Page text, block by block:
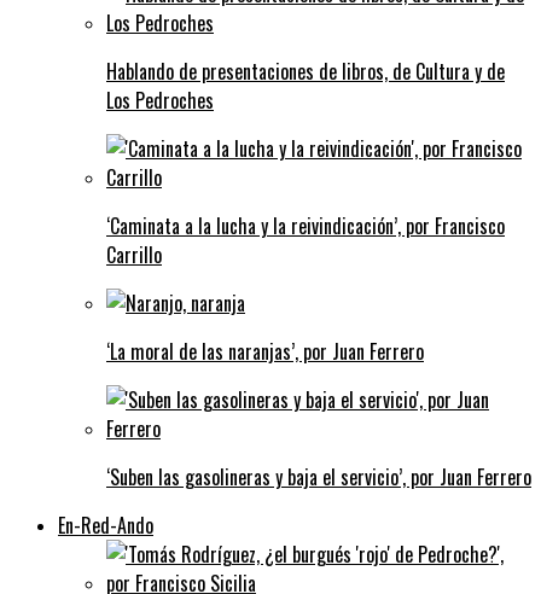
Hablando de presentaciones de libros, de Cultura y de
Los Pedroches
‘Caminata a la lucha y la reivindicación’, por Francisco
Carrillo
‘La moral de las naranjas’, por Juan Ferrero
‘Suben las gasolineras y baja el servicio’, por Juan Ferrero
En-Red-Ando